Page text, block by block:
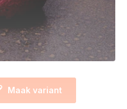
Maak variant